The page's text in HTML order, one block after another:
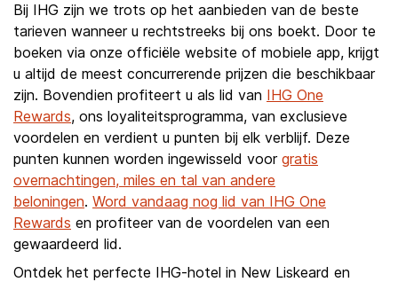
Bij IHG zijn we trots op het aanbieden van de beste
tarieven wanneer u rechtstreeks bij ons boekt. Door te
boeken via onze officiële website of mobiele app, krijgt
u altijd de meest concurrerende prijzen die beschikbaar
zijn. Bovendien profiteert u als lid van IHG One
Rewards, ons loyaliteitsprogramma, van exclusieve
voordelen en verdient u punten bij elk verblijf. Deze
punten kunnen worden ingewisseld voor gratis
overnachtingen, miles en tal van andere
beloningen. Word vandaag nog lid van IHG One
Rewards en profiteer van de voordelen van een
gewaardeerd lid.
Ontdek het perfecte IHG-hotel in New Liskeard en